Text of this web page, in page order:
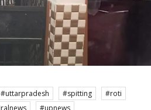
#uttarpradesh #spitting
#roti
#upnews